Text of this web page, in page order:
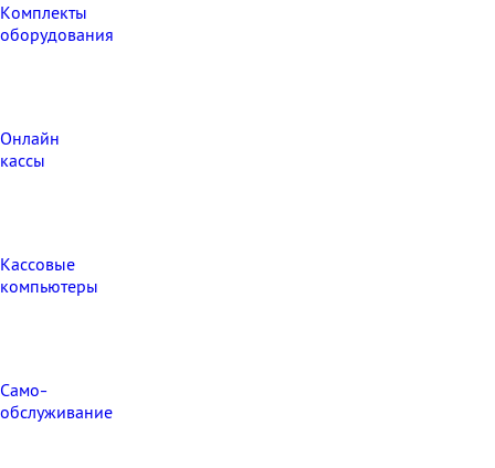
Комплекты
оборудования
Онлайн
кассы
Кассовые
компьютеры
Само-
обслуживание